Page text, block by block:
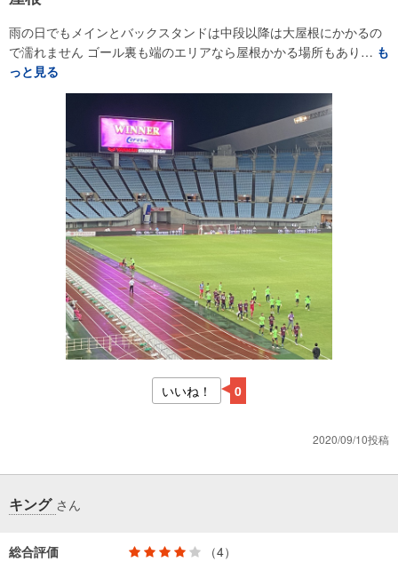
雨の日でもメインとバックスタンドは中段以降は大屋根にかかるの
で濡れません ゴール裏も端のエリアなら屋根かかる場所もあり… も
っと見る
いいね！ 0
2020/09/10投稿
キング さん
総合評価 （4）